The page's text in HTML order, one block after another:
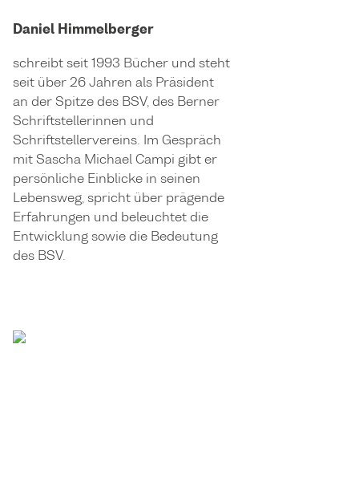
Daniel Himmelberger
schreibt seit 1993 Bücher und steht
seit über 26 Jahren als Präsident
an der Spitze des BSV, des Berner
Schriftstellerinnen und
Schriftstellervereins. Im Gespräch
mit Sascha Michael Campi gibt er
persönliche Einblicke in seinen
Lebensweg, spricht über prägende
Erfahrungen und beleuchtet die
Entwicklung sowie die Bedeutung
des BSV.